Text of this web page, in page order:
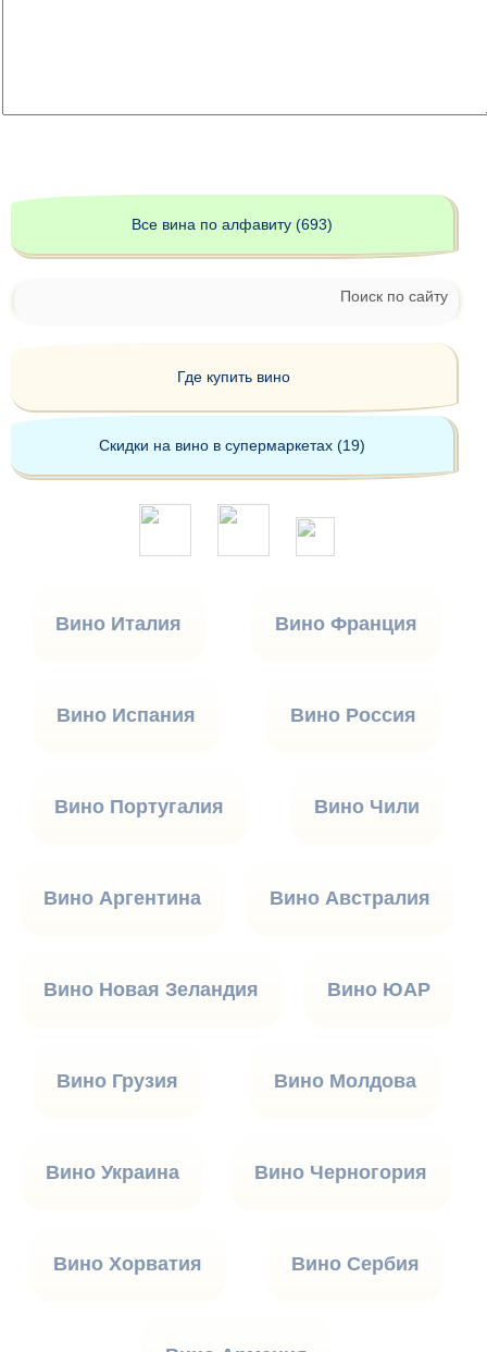
Все вина по алфавиту (693)
Поиск по сайту
Где купить вино
Скидки на вино в супермаркетах (19)
Вино Италия Вино Франция
Вино Испания Вино Россия
Вино Португалия Вино Чили
Вино Аргентина Вино Австралия
Вино Новая Зеландия Вино ЮАР
Вино Грузия Вино Молдова
Вино Украина Вино Черногория
Вино Хорватия Вино Сербия